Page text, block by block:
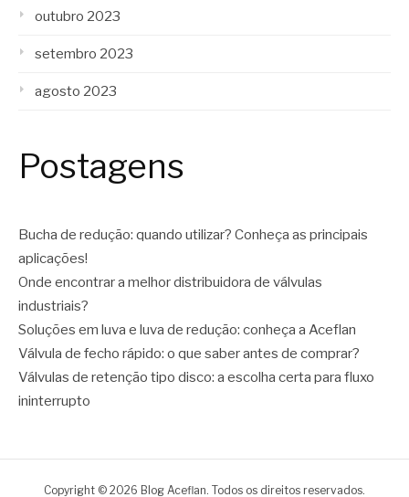
outubro 2023
setembro 2023
agosto 2023
Postagens
Bucha de redução: quando utilizar? Conheça as principais
aplicações!
Onde encontrar a melhor distribuidora de válvulas
industriais?
Soluções em luva e luva de redução: conheça a Aceflan
Válvula de fecho rápido: o que saber antes de comprar?
Válvulas de retenção tipo disco: a escolha certa para fluxo
ininterrupto
Copyright © 2026 Blog Aceflan. Todos os direitos reservados.